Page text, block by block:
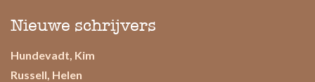
Nieuwe schrijvers
Hundevadt, Kim
Russell, Helen